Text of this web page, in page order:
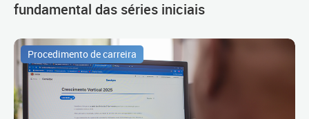
fundamental das séries iniciais
Procedimento de carreira